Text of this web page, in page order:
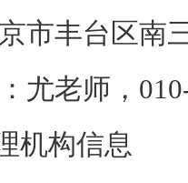
北京市
：尤老
机构信息